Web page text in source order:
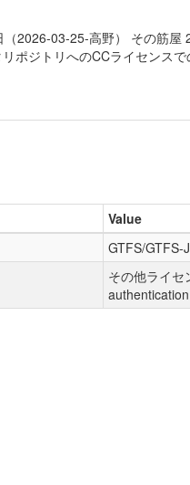
2026-03-25-高野） その筋屋
ポジトリへのCCライセンスで
Value
GTFS/GTFS-
その他ライ